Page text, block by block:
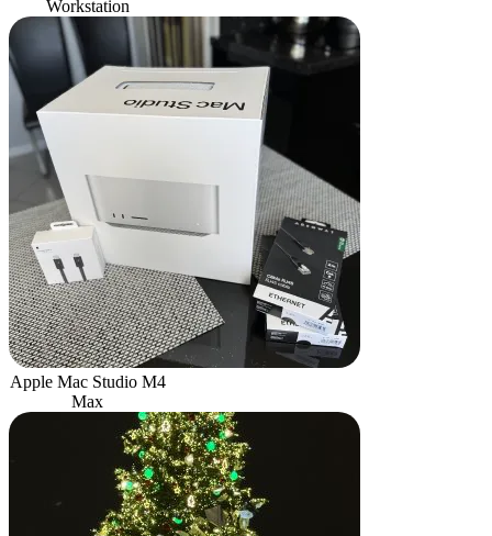
Workstation
Apple Mac Studio M4
Max